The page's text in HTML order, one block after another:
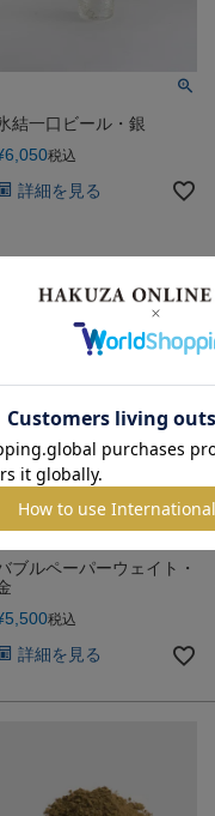
結一口ビール・銀
6,050税込
詳細を見る
ブルペーパーウェイト・
5,500税込
詳細を見る